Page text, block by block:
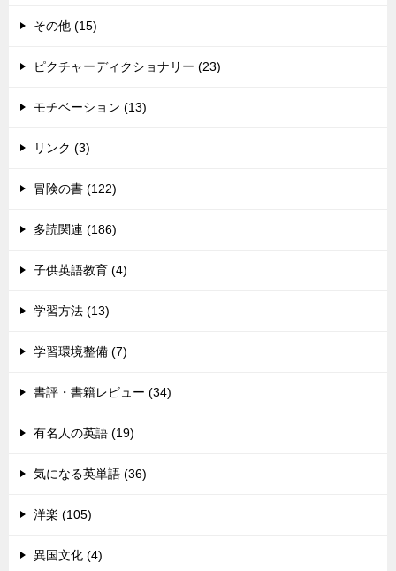
その他 (15)
ピクチャーディクショナリー (23)
モチベーション (13)
リンク (3)
冒険の書 (122)
多読関連 (186)
子供英語教育 (4)
学習方法 (13)
学習環境整備 (7)
書評・書籍レビュー (34)
有名人の英語 (19)
気になる英単語 (36)
洋楽 (105)
異国文化 (4)